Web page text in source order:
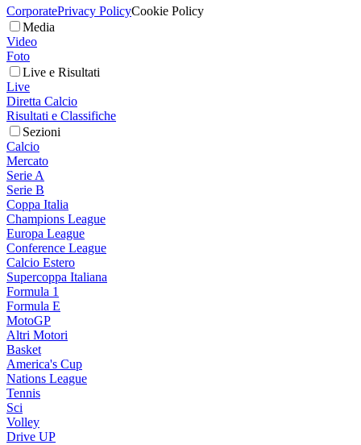
CorporatePrivacy PolicyCookie Policy
Media
Video
Foto
Live e Risultati
Live
Diretta Calcio
Risultati e Classifiche
Sezioni
Calcio
Mercato
Serie A
Serie B
Coppa Italia
Champions League
Europa League
Conference League
Calcio Estero
Supercoppa Italiana
Formula 1
Formula E
MotoGP
Altri Motori
Basket
America's Cup
Nations League
Tennis
Sci
Volley
Drive UP